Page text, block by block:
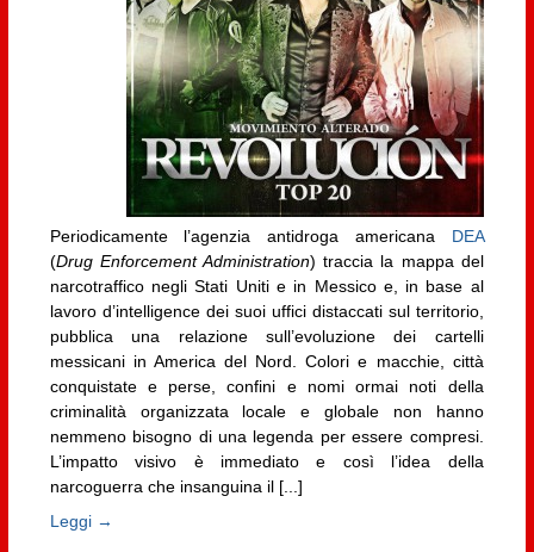
Periodicamente l’agenzia antidroga americana DEA
(Drug Enforcement Administration) traccia la mappa del
narcotraffico negli Stati Uniti e in Messico e, in base al
lavoro d’intelligence dei suoi uffici distaccati sul territorio,
pubblica una relazione sull’evoluzione dei cartelli
messicani in America del Nord. Colori e macchie, città
conquistate e perse, confini e nomi ormai noti della
criminalità organizzata locale e globale non hanno
nemmeno bisogno di una legenda per essere compresi.
L’impatto visivo è immediato e così l’idea della
narcoguerra che insanguina il [...]
Leggi →